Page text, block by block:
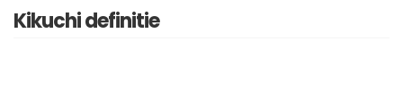
Kikuchi definitie